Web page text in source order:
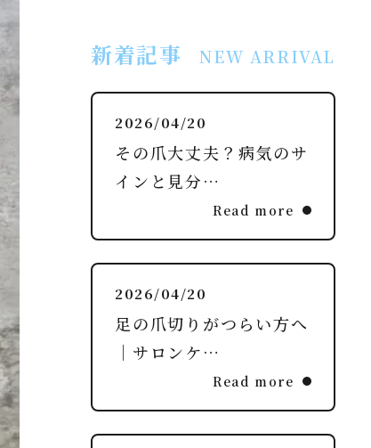
NEW ARRIVAL
新着記事
2026/04/20
その爪大丈夫？病気のサ
インと見分…
Read more
2026/04/20
足の爪切りがつらい方へ
｜サロンケ…
Read more